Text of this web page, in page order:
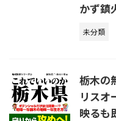
かず鎮
未分類
栃木の
リスオ
映るも